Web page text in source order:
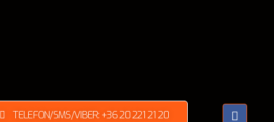
TELEFON/SMS/VIBER: +36 20 221 21 20